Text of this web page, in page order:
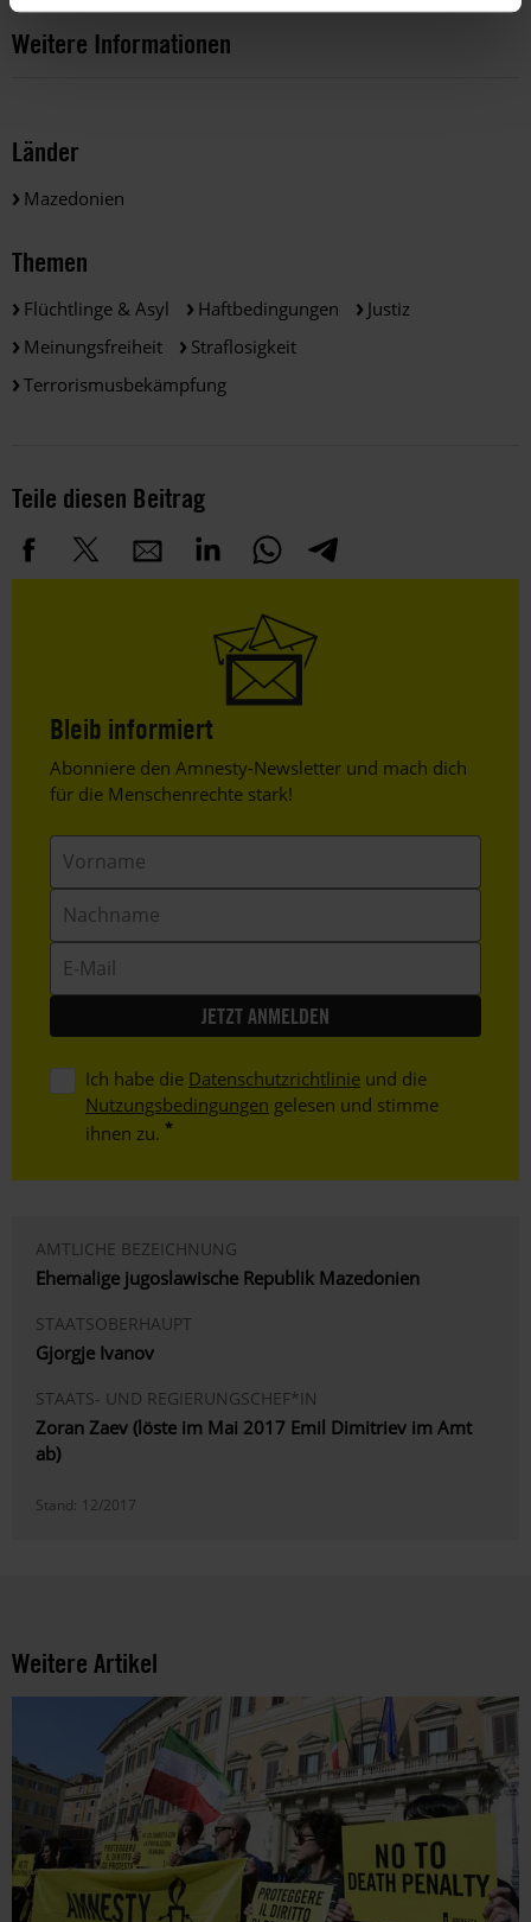
Weitere Informationen
Länder
Mazedonien
Themen
Flüchtlinge & Asyl Haftbedingungen
Justiz
Meinungsfreiheit
Straflosigkeit
Terrorismusbekämpfung
Teile diesen Beitrag
Bleib informiert
Header
Text
Abonniere den Amnesty-Newsletter und mach dich
für die Menschenrechte stark!
Mail
Ich habe die Datenschutzrichtlinie und die
Nutzungsbedingungen gelesen und stimme
ihnen zu.
AMTLICHE BEZEICHNUNG
Ehemalige jugoslawische Republik Mazedonien
STAATSOBERHAUPT
Gjorgje Ivanov
STAATS- UND REGIERUNGSCHEF*IN
Zoran Zaev (löste im Mai 2017 Emil Dimitriev im Amt
ab)
Stand: 12/2017
Weitere Artikel